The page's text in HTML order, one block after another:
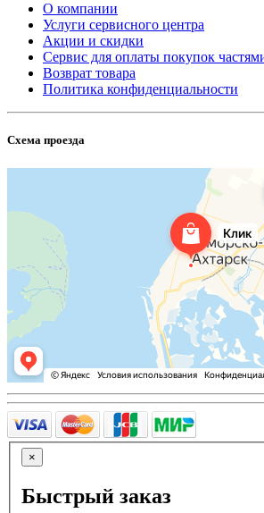
О компании
Услуги сервисного центра
Акции и скидки
Сервис для оплаты покупок
Возврат товара
Политика конфиденциальности
Схема проезда
×
Быстрый заказ